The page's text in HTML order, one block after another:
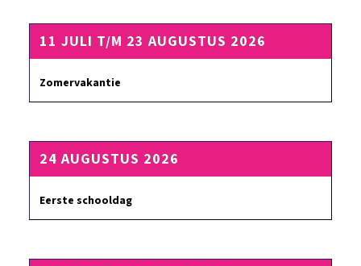
11 JULI T/M 23 AUGUSTUS 2026
Zomervakantie
24 AUGUSTUS 2026
Eerste schooldag